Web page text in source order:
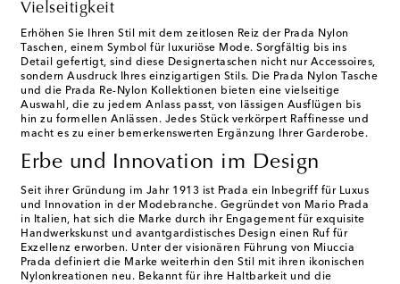
Vielseitigkeit
Erhöhen Sie Ihren Stil mit dem zeitlosen Reiz der Prada Nylon
Taschen, einem Symbol für luxuriöse Mode. Sorgfältig bis ins
Detail gefertigt, sind diese Designertaschen nicht nur Accessoires,
sondern Ausdruck Ihres einzigartigen Stils. Die Prada Nylon Tasche
und die Prada Re-Nylon Kollektionen bieten eine vielseitige
Auswahl, die zu jedem Anlass passt, von lässigen Ausflügen bis
hin zu formellen Anlässen. Jedes Stück verkörpert Raffinesse und
macht es zu einer bemerkenswerten Ergänzung Ihrer Garderobe.
Erbe und Innovation im Design
Seit ihrer Gründung im Jahr 1913 ist Prada ein Inbegriff für Luxus
und Innovation in der Modebranche. Gegründet von Mario Prada
in Italien, hat sich die Marke durch ihr Engagement für exquisite
Handwerkskunst und avantgardistisches Design einen Ruf für
Exzellenz erworben. Unter der visionären Führung von Miuccia
Prada definiert die Marke weiterhin den Stil mit ihren ikonischen
Nylonkreationen neu. Bekannt für ihre Haltbarkeit und die